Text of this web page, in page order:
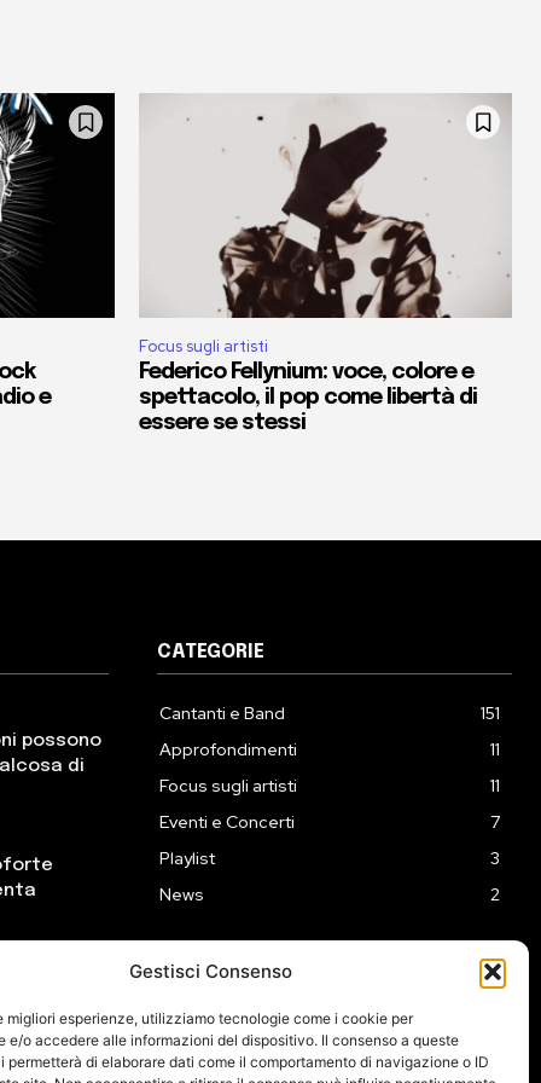
Gestisci Consenso
migliori esperienze, utilizziamo tecnologie come i cookie per
e/o accedere alle informazioni del dispositivo. Il consenso a queste
permetterà di elaborare dati come il comportamento di navigazione o ID
e
Focus sugli artisti
Federico Fellynium: voce, colore e
spettacolo, il pop come libertà di
essere se stessi
possono
di
CATEGORIE
Cantanti e Band
151
Approfondimenti
11
Focus sugli artisti
11
Eventi e Concerti
7
Playlist
3
News
2